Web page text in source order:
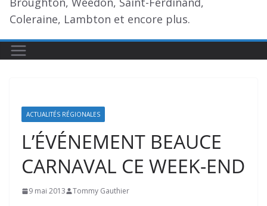
Coleraine, Lambton et encore plus.
ACTUALITÉS RÉGIONALES
L’ÉVÉNEMENT BEAUCE
CARNAVAL CE WEEK-END
9 mai 2013 Tommy Gauthier